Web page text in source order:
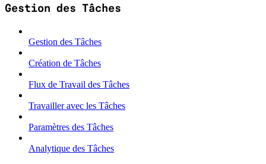
Gestion des Tâches
Gestion des Tâches
Création de Tâches
Flux de Travail des Tâches
Travailler avec les Tâches
Paramètres des Tâches
Analytique des Tâches